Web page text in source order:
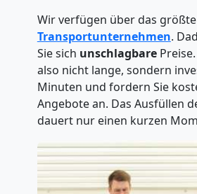
Wir verfügen über das
Transportunternehmen.
Sie sich unschlagbare
also nicht lange, sondern
Minuten und fordern Sie
Angebote an. Das Ausfüllen
dauert nur einen kurzen